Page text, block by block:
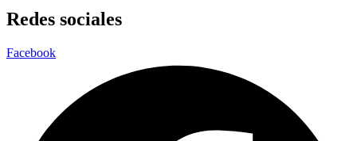
Redes sociales
Facebook